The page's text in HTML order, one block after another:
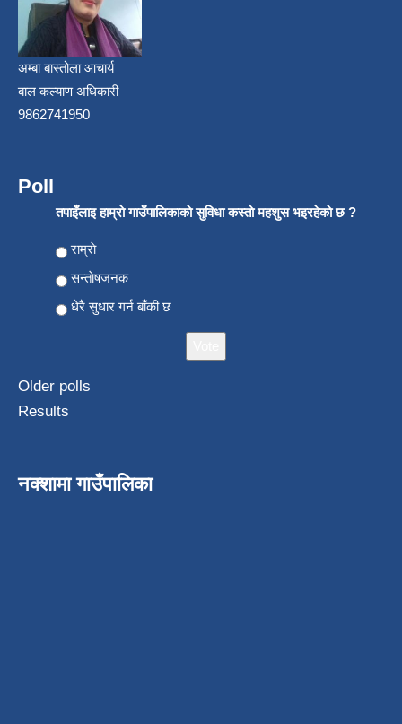
अम्बा बास्तोला आचार्य
बाल कल्याण अधिकारी
9862741950
Poll
तपाइँलाइ हाम्राे गाउँपालिकाकाे सुविधा कस्ताे महशुस भइरहेकाे छ ?
Choices
राम्राे
सन्ताेषजनक
धेरै सुधार गर्न बाँकी छ
Older polls
Results
नक्शामा गाउँपालिका